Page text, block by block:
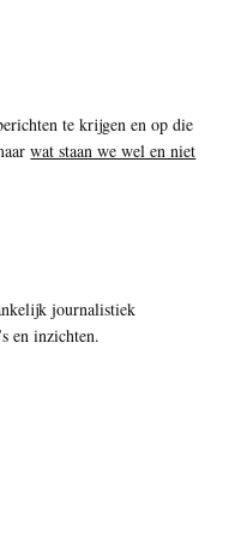
te krijgen en op die
wat staan we wel en niet
journalistiek
en inzichten.